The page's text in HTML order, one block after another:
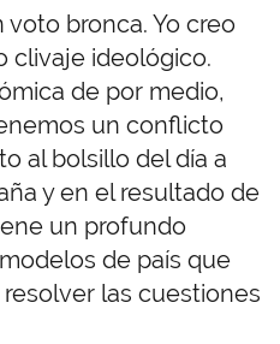
bronca. Yo creo
clivaje ideológico.
de por medio,
un conflicto
al bolsillo del día a
y en el resultado de
un profundo
de país que
las cuestiones